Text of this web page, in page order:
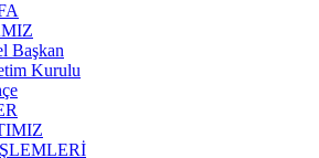
Başkan
Kurulu